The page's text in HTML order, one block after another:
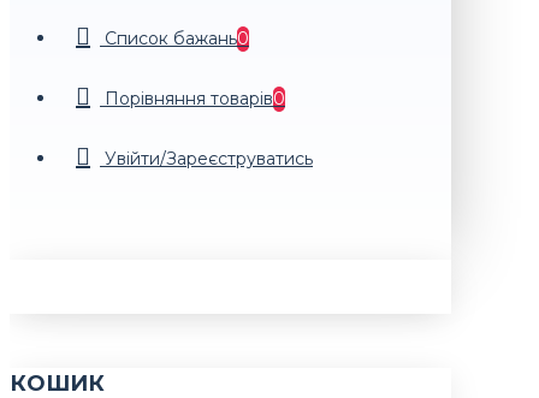
Список бажань0
Порiвняння товарiв0
Увійти/Зареєструватись
КОШИК